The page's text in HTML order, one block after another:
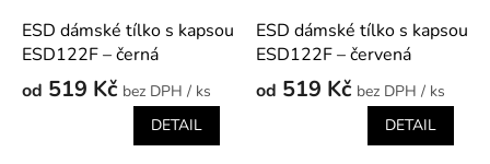
ESD dámské tílko s kapsou
ESD122F – černá
od 519 Kč
/ ks
DETAIL
ESD dámské tílko s kapsou
ESD122F – červená
od 519 Kč
/ ks
DETAIL